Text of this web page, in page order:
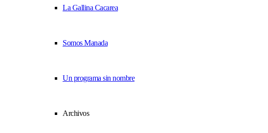
La Gallina Cacarea
Somos Manada
Un programa sin nombre
Archivos